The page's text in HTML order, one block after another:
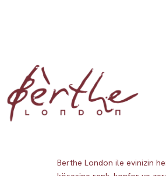
Berthe London ile evinizin